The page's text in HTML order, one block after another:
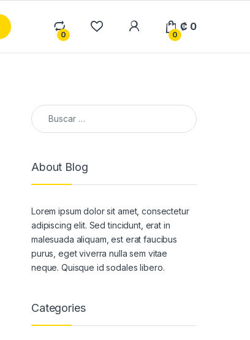
0 0
₡ 0
Buscar:
About Blog
Lorem ipsum dolor sit amet, consectetur
adipiscing elit. Sed tincidunt, erat in
malesuada aliquam, est erat faucibus
purus, eget viverra nulla sem vitae
neque. Quisque id sodales libero.
Categories